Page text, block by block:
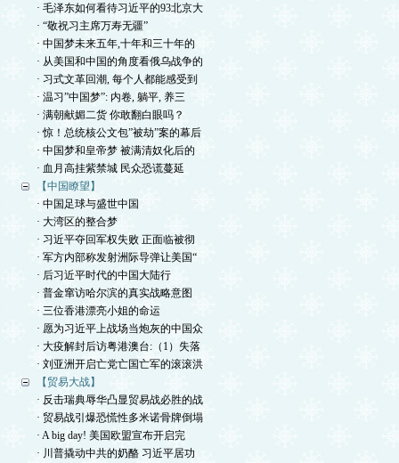
· 毛泽东如何看待习近平的93北京大
· “敬祝习主席万寿无疆”
· 中国梦未来五年,十年和三十年的
· 从美国和中国的角度看俄乌战争的
· 习式文革回潮, 每个人都能感受到
· 温习”中国梦”: 内卷, 躺平, 养三
· 满朝献媚二货 你敢翻白眼吗？
· 惊！总统核公文包”被劫”案的幕后
· 中国梦和皇帝梦 被满清奴化后的
· 血月高挂紫禁城 民众恐谎蔓延
【中国瞭望】
· 中国足球与盛世中国
· 大湾区的整合梦
· 习近平夺回军权失败 正面临被彻
· 军方内部称发射洲际导弹让美国“
· 后习近平时代的中国大陆行
· 普金窜访哈尔滨的真实战略意图
· 三位香港漂亮小姐的命运
· 愿为习近平上战场当炮灰的中国众
· 大疫解封后访粤港澳台:（1）失落
· 刘亚洲开启亡党亡国亡军的滚滚洪
【贸易大战】
· 反击瑞典辱华凸显贸易战必胜的战
· 贸易战引爆恐慌性多米诺骨牌倒塌
· A big day! 美国欧盟宣布开启完
· 川普撬动中共的奶酪 习近平居功